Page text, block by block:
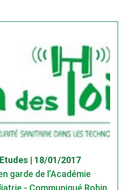
| 18/01/2017
garde de l’Académie
- Communiqué Robin